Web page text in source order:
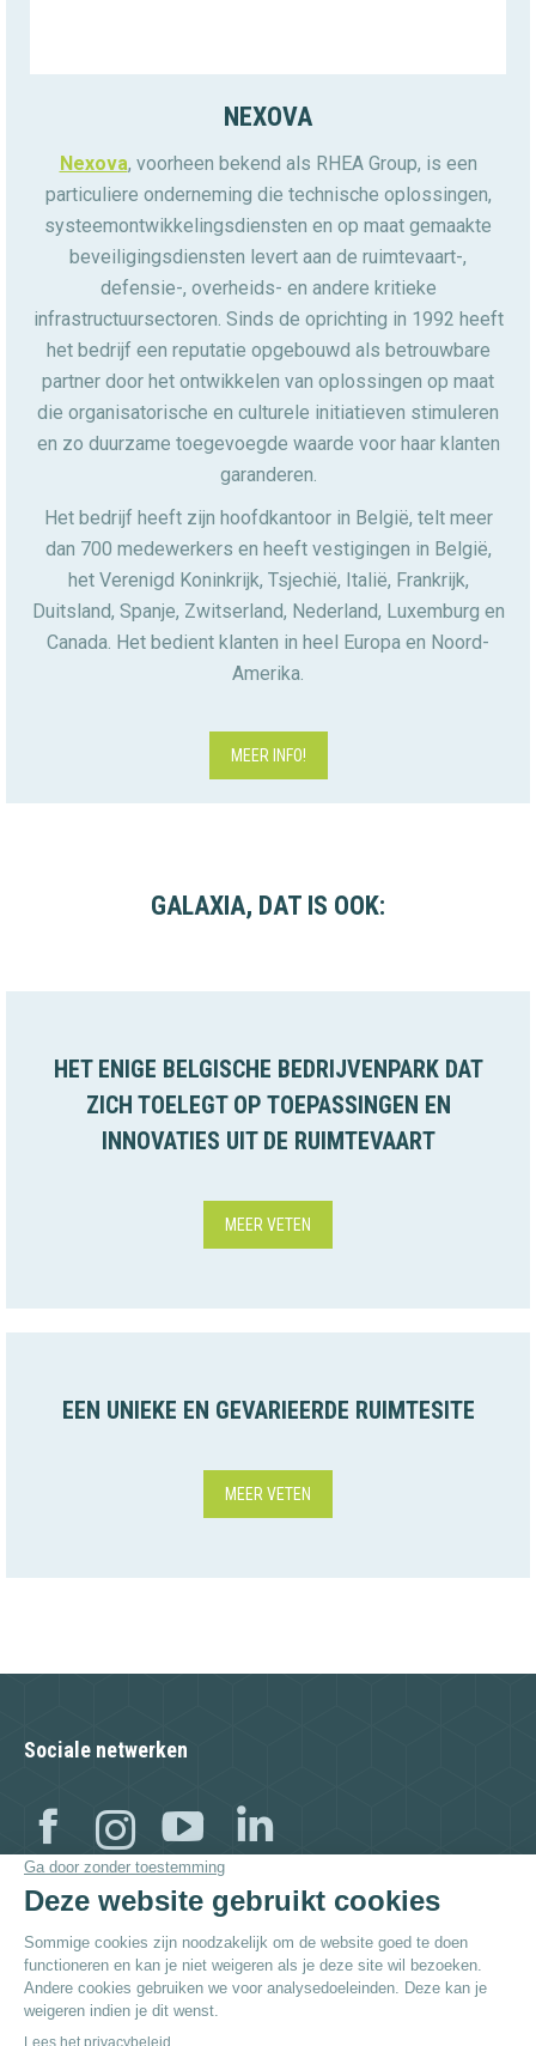
NEXOVA
Nexova, voorheen bekend als RHEA Group, is een
particuliere onderneming die technische oplossingen,
systeemontwikkelingsdiensten en op maat gemaakte
beveiligingsdiensten levert aan de ruimtevaart-,
defensie-, overheids- en andere kritieke
infrastructuursectoren. Sinds de oprichting in 1992 heeft
het bedrijf een reputatie opgebouwd als betrouwbare
partner door het ontwikkelen van oplossingen op maat
die organisatorische en culturele initiatieven stimuleren
en zo duurzame toegevoegde waarde voor haar klanten
garanderen.
Het bedrijf heeft zijn hoofdkantoor in België, telt meer
dan 700 medewerkers en heeft vestigingen in België,
het Verenigd Koninkrijk, Tsjechië, Italië, Frankrijk,
Duitsland, Spanje, Zwitserland, Nederland, Luxemburg en
Canada. Het bedient klanten in heel Europa en Noord-
Amerika.
MEER INFO!
GALAXIA, DAT IS OOK:
HET ENIGE BELGISCHE BEDRIJVENPARK DAT
ZICH TOELEGT OP TOEPASSINGEN EN
INNOVATIES UIT DE RUIMTEVAART
MEER VETEN
EEN UNIEKE EN GEVARIEERDE RUIMTESITE
MEER VETEN
Sociale netwerken
Facebook
Instagram
YouTube
Bezoek ook